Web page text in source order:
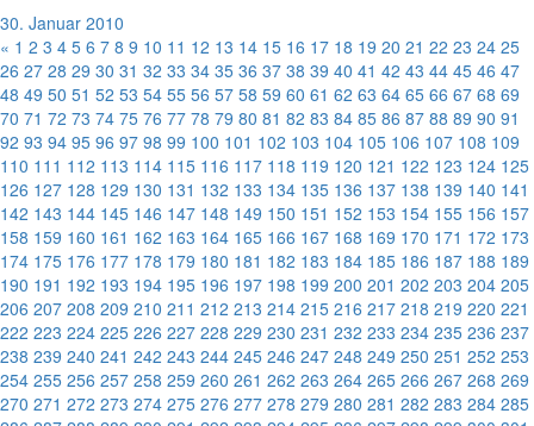
30. Januar 2010
« 1 2 3 4 5 6 7 8 9 10 11 12 13 14 15 16 17 18 19 20 21 22 23 24 25
26 27 28 29 30 31 32 33 34 35 36 37 38 39 40 41 42 43 44 45 46 47
48 49 50 51 52 53 54 55 56 57 58 59 60 61 62 63 64 65 66 67 68 69
70 71 72 73 74 75 76 77 78 79 80 81 82 83 84 85 86 87 88 89 90 91
92 93 94 95 96 97 98 99 100 101 102 103 104 105 106 107 108 109
110 111 112 113 114 115 116 117 118 119 120 121 122 123 124 125
126 127 128 129 130 131 132 133 134 135 136 137 138 139 140 141
142 143 144 145 146 147 148 149 150 151 152 153 154 155 156 157
158 159 160 161 162 163 164 165 166 167 168 169 170 171 172 173
174 175 176 177 178 179 180 181 182 183 184 185 186 187 188 189
190 191 192 193 194 195 196 197 198 199 200 201 202 203 204 205
206 207 208 209 210 211 212 213 214 215 216 217 218 219 220 221
222 223 224 225 226 227 228 229 230 231 232 233 234 235 236 237
238 239 240 241 242 243 244 245 246 247 248 249 250 251 252 253
254 255 256 257 258 259 260 261 262 263 264 265 266 267 268 269
270 271 272 273 274 275 276 277 278 279 280 281 282 283 284 285